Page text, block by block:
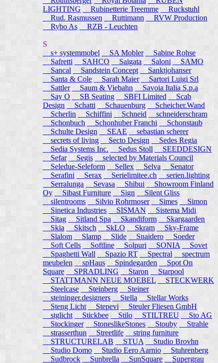
LIGHTING
Rubinetterie Treemme
Ruckstuhl
Rud. Rasmussen
Ruttimann
RVW Production
Rybo As
RZB - Leuchten
S
s+ systemmobel
SA Mobler
Sabine Rohse
Safretti
SAHCO Saigata Saloni
SAMO
Sancal
Sandstein Concept
Sanktjohanser
Santa & Cole
Sarah Maier
Sartori Luigi Srl
Sattler
Saum & Viebahn
Savoia Italia S.p.a
Say O
SB Seating SBFI Limited
Scab
Design
Schatti Schauenburg
Scheicher.Wand
Scherlin
Schiffini Schneid
schneiderschram
Schonbuch
Schonhuber Franchi
Schonstaub
Schulte Design
SEAE
sebastian scherer
secrets of living
Secto Design
Sedes Regia
Sedia Systems Inc.
Sedus Stoll
SEEDDESIGN
Sefar
Segis
selected by Materials Council
Seledue-Seleform
Sellex Selva
Senator
Serafini
Serax Serielimitee.ch
serien.lighting
Serralunga
Sevasa Shibui
Showroom Finland
Oy
Sibast Furniture Sign
Silent Gliss
silentrooms
Silvio Rohrmoser Simes Simon
Sinetica Industries
SISMAN
Sistema Midi
Sitag
Sitland Spa Skandiform
Skargaarden
Skia
Skitsch SkLO Skram
Sky-Frame
Slalom
Slamp Slide Snaidero
Soeder
Soft Cells
Softline Solpuri SONIA
Sovet
Spaghetti Wall
Spazio RT Spectral
spectrum
meubelen
spHaus Spindegarden
Spot On
Square
SPRADLING Staron
Starpool
STATTMANN NEUE MOEBEL
STECKWERK
Steelcase
Steinberg
Steiner
steininger.designers
Stella Stellar Works
Steng Licht
Stepevi
Steuler Fliesen GmbH
stglicht
Stickbee Stilo STILTREU
Sto AG
Stockinger
StoneslikeStones Stouby
Strahle
strasserthun
Streetlife
string furniture
STRUCTURELAB
STUA
Studio Brovhn
Studio Domo
Studio Eero Aarnio
Stuhrenberg
Sudbrock
Sunbrella SunSquare
Supergrau